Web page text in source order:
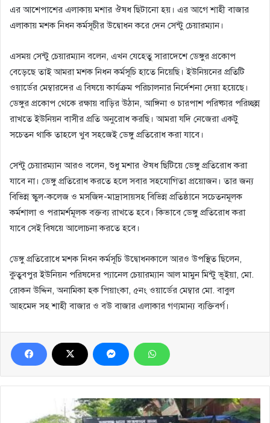
এর আশেপাশের এলাকায় মশার ঔষধ ছিটানো হয়। এর আগে শাহী বাজার
এলাকায় মশক নিধন কর্মসূচীর উদ্বোধন করে দেন সেন্টু চেয়ারম্যান।
এসময় সেন্টু চেয়ারম্যান বলেন, এখন যেহেতু সারাদেশে ডেঙ্গুর প্রকোপ
বেড়েছে তাই আমরা মশক নিধন কর্মসূচি হাতে নিয়েছি। ইউনিয়নের প্রতিটি
ওয়ার্ডের মেম্বারদের এ বিষয়ে কার্যক্রম পরিচালনার নির্দেশনা দেয়া হয়েছে।
ডেঙ্গুর প্রকোপ থেকে রক্ষায় বাড়ির উঠান, আঙ্গিনা ও চারপাশ পরিষ্কার পরিচ্ছন্ন
রাখতে ইউনিয়ন বাসীর প্রতি অনুরোধ করছি। আমরা যদি নেজেরা একটু
সচেতন থাকি তাহলে খুব সহজেই ডেঙ্গু প্রতিরোধ করা যাবে।
সেন্টু চেয়ারম্যান আরও বলেন, শুধু মশার ঔষধ ছিটিয়ে ডেঙ্গু প্রতিরোধ করা
যাবে না। ডেঙ্গু প্রতিরোধ করতে হলে সবার সহযোগিতা প্রয়োজন। তার জন্য
বিভিন্ন স্কুল-কলেজ ও মসজিদ-মাদ্রাসায়সহ বিভিন্ন প্রতিষ্ঠানে সচেতনমূলক
কর্মশালা ও পরামর্শমূলক বক্তব্য রাখতে হবে। কিভাবে ডেঙ্গু প্রতিরোধ করা
যাবে সেই বিষয়ে আলোচনা করতে হবে।
ডেঙ্গু প্রতিরোধে মশক নিধন কর্মসূচি উদ্বোধনকালে আরও উপস্থিত ছিলেন,
কুতুবপুর ইউনিয়ন পরিষদের প্যানেল চেয়ারম্যান আল মামুন মিন্টু ভূইয়া, মো.
রোকন উদ্দিন, অনামিকা হক পিয়াংকা, ৫নং ওয়ার্ডের মেম্বার মো. বাবুল
আহমেদ সহ শাহী বাজার ও বউ বাজার এলাকার গণ্যমান্য ব্যক্তিবর্গ।